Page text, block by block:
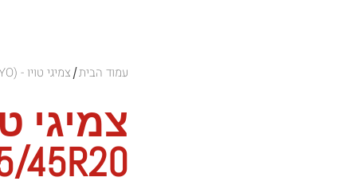
עמוד הבית/ צמיגי טויו - (TOYO)
45R20